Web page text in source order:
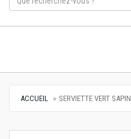
ACCUEIL SERVIETTE VERT SAPIN